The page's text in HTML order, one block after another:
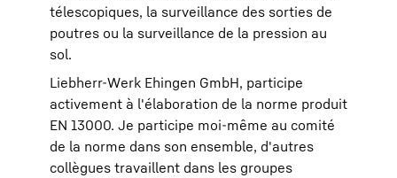
télescopiques, la surveillance des sorties de
poutres ou la surveillance de la pression au
sol.
Liebherr-Werk Ehingen GmbH, participe
activement à l'élaboration de la norme produit
EN 13000. Je participe moi-même au comité
de la norme dans son ensemble, d'autres
collègues travaillent dans les groupes